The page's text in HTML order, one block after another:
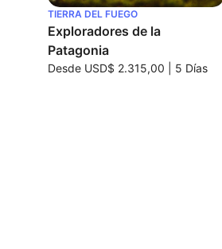
TIERRA DEL FUEGO
Exploradores de la
Patagonia
Desde USD$ 2.315,00 5 Días